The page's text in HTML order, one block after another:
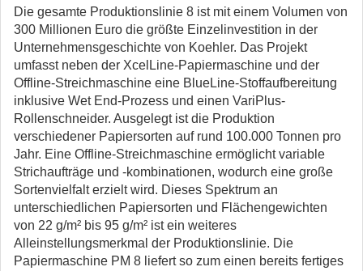
Die gesamte Produktionslinie 8 ist mit einem Volumen von
300 Millionen Euro die größte Einzelinvestition in der
Unternehmensgeschichte von Koehler. Das Projekt
umfasst neben der XcelLine-Papiermaschine und der
Offline-Streichmaschine eine BlueLine-Stoffaufbereitung
inklusive Wet End-Prozess und einen VariPlus-
Rollenschneider. Ausgelegt ist die Produktion
verschiedener Papiersorten auf rund 100.000 Tonnen pro
Jahr. Eine Offline-Streichmaschine ermöglicht variable
Strichaufträge und -kombinationen, wodurch eine große
Sortenvielfalt erzielt wird. Dieses Spektrum an
unterschiedlichen Papiersorten und Flächengewichten
von 22 g/m² bis 95 g/m² ist ein weiteres
Alleinstellungsmerkmal der Produktionslinie. Die
Papiermaschine PM 8 liefert so zum einen bereits fertiges